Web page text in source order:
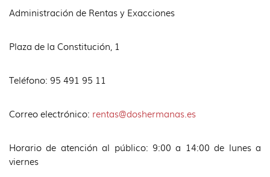
Administración de Rentas y Exacciones
Plaza de la Constitución, 1
Teléfono: 95 491 95 11
Correo electrónico: rentas@doshermanas.es
Horario de atención al público: 9:00 a 14:00 de lunes a
viernes